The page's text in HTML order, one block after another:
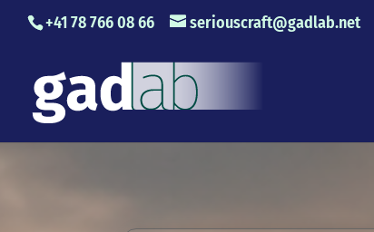
+41 78 766 08 66 seriouscraft@gadlab.net